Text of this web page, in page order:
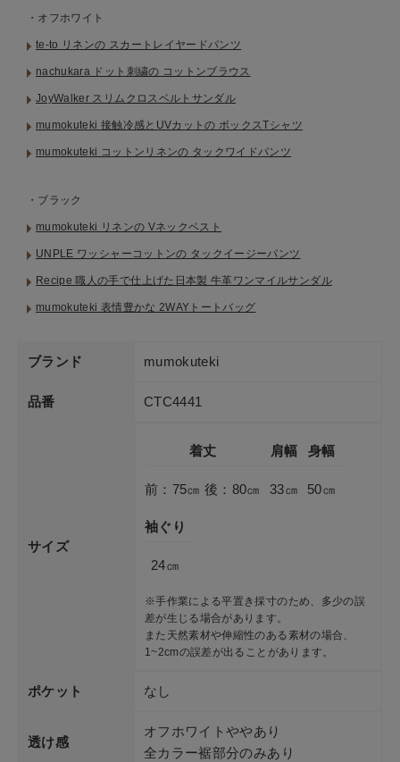
・オフホワイト
te-to リネンの スカートレイヤードパンツ
nachukara ドット刺繍の コットンブラウス
JoyWalker スリムクロスベルトサンダル
mumokuteki 接触冷感とUVカットの ボックスTシャツ
mumokuteki コットンリネンの タックワイドパンツ
・ブラック
mumokuteki リネンの Vネックベスト
UNPLE ワッシャーコットンの タックイージーパンツ
Recipe 職人の手で仕上げた日本製 牛革ワンマイルサンダル
mumokuteki 表情豊かな 2WAYトートバッグ
ブランド mumokuteki
品番 CTC4441
サイズ
着丈
前：75㎝ 後：80㎝
肩幅
33㎝
身幅
50㎝
袖ぐり
24㎝
※手作業による平置き採寸のため、多少の誤
差が生じる場合があります。
また天然素材や伸縮性のある素材の場合、
1~2cmの誤差が出ることがあります。
ポケット なし
透け感
オフホワイトややあり
全カラー裾部分のみあり